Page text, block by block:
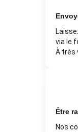
via le
À très
Être
Nos